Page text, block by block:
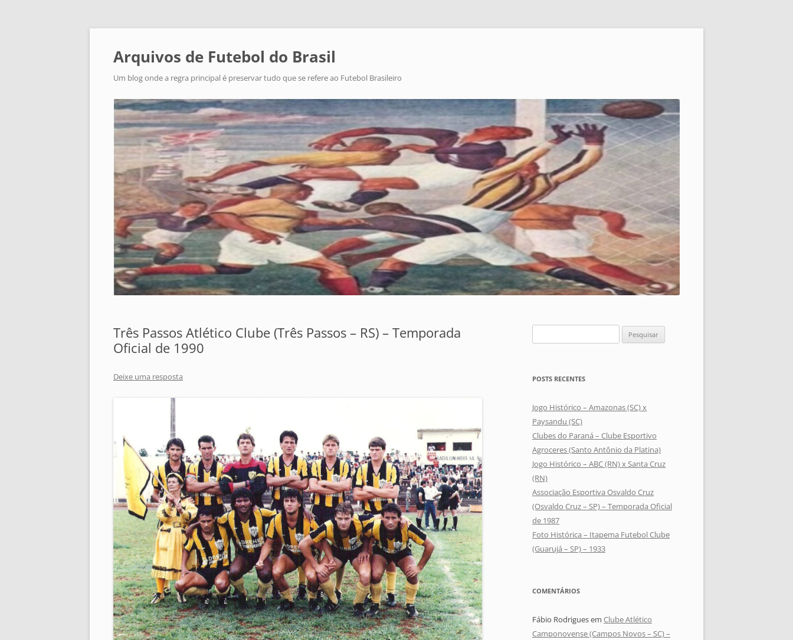
Arquivos de Futebol do Brasil
Um blog onde a regra principal é preservar tudo que se refere ao Futebol Brasileiro
Três Passos Atlético Clube (Três Passos – RS) – Temporada
Oficial de 1990
Deixe uma resposta
por:
POSTS RECENTES
Jogo Histórico – Amazonas (SC) x
Paysandu (SC)
Clubes do Paraná – Clube Esportivo
Agroceres (Santo Antônio da Platina)
Jogo Histórico – ABC (RN) x Santa Cruz
(RN)
Associação Esportiva Osvaldo Cruz
(Osvaldo Cruz – SP) – Temporada Oficial
de 1987
Foto Histórica – Itapema Futebol Clube
(Guarujá – SP) – 1933
COMENTÁRIOS
Fábio Rodriguesem Clube Atlético
Camponovense (Campos Novos – SC) –